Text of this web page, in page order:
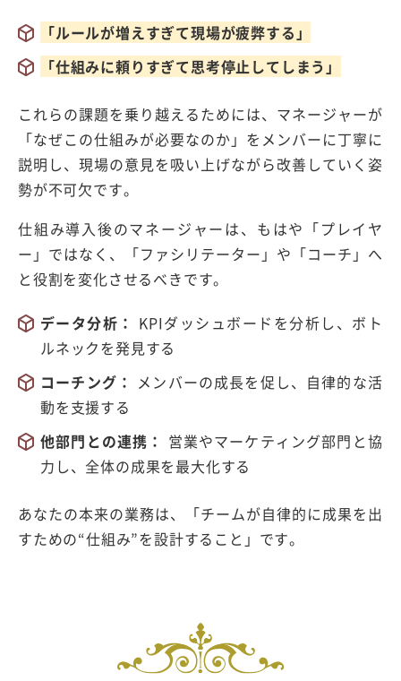
「ルールが増えすぎて現場が疲弊する」
「仕組みに頼りすぎて思考停止してしまう」
これらの課題を乗り越えるためには、マネージャーが
「なぜこの仕組みが必要なのか」 をメンバーに丁寧に
説明し、現場の意見を吸い上げながら改善していく姿
勢が不可欠です。
仕組み導入後のマネージャーは、もはや 「プレイヤ
ー」ではなく、「ファシリテーター」や「コーチ」へ
と役割を変化させるべきです。
データ分析： KPIダッシュボードを分析し、ボト
ルネックを発見する
コーチング：
メンバーの成長を促し、自律的な活
動を支援する
他部門との連携： 営業やマーケティング部門と協
力し、全体の成果を最大化する
あなたの本来の業務は、「チームが自律的に成果を出
すための“仕組み”を設計すること」です。